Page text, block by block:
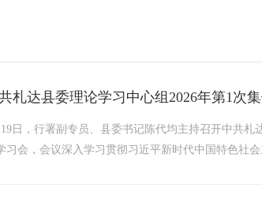
札达县委理论学习中心组2026年第1次
日，行署副专员、县委书记陈代均主持召开中共
习会，会议深入学习贯彻习近平新时代中国特色社